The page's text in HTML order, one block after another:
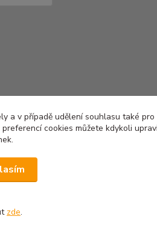
hřišti či cvičáku
a v případě udělení souhlasu také pro
cookies můžete kdykoli
zde.